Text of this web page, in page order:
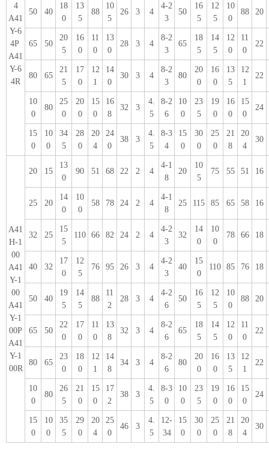
4
A41
Y-6
4P
A41
Y-6
4R
50 40
18
0
13
5
88
10
5
26 3 4
4-2
3
50
16
5
12
5
10
0
88 20
65 50
20
5
16
0
11
0
13
0
28 3 4
8-2
3
65
18
5
14
5
12
0
11
0
22
80 65
21
5
17
0
12
1
14
0
30 3 4
8-2
3
80
20
0
16
0
13
5
12
1
22
10
0
80
25
0
20
0
15
0
16
8
32 3
4.
5
8-2
6
10
0
23
5
19
0
16
0
15
0
24
15
0
10
0
34
5
28
0
20
4
24
0
38 3
4.
5
8-3
4
15
0
30
0
25
0
21
8
20
4
30
A41
H-1
00
A41
Y-1
00
A41
Y-1
00P
A41
Y-1
00R
20 15
13
0
90 51 68 22 2 4
4-1
8
20
10
5
75 55 51 16
25 20
14
0
10
0
58 78 24 2 4
4-1
8
25 115 85 65 58 16
32 25
15
5
110 66 82 24 2 4
4-2
3
32
14
0
10
0
78 66 18
40 32
17
0
12
5
76 95 26 3 4
4-2
3
40
15
0
110 85 76 18
50 40
19
5
14
5
88
11
2
28 3 4
4-2
6
50
16
5
12
5
10
0
88 20
65 50
22
0
17
0
11
0
13
8
32 3 4
8-2
6
65
18
5
14
5
12
0
11
0
22
80 65
23
0
18
0
12
1
14
8
34 3 4
8-2
6
80
20
0
16
0
13
5
12
1
22
10
0
80
26
5
21
0
15
0
17
2
38 3
4.
5
8-3
0
10
0
23
5
19
0
16
0
15
0
24
15
0
10
0
35
5
29
0
20
4
25
0
46 3
4.
5
12-
34
15
0
30
0
25
0
21
8
20
4
30